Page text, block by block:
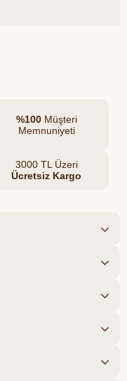
%100Müşteri
Memnuniyeti
3000 TL Üzeri
Ücretsiz Kargo